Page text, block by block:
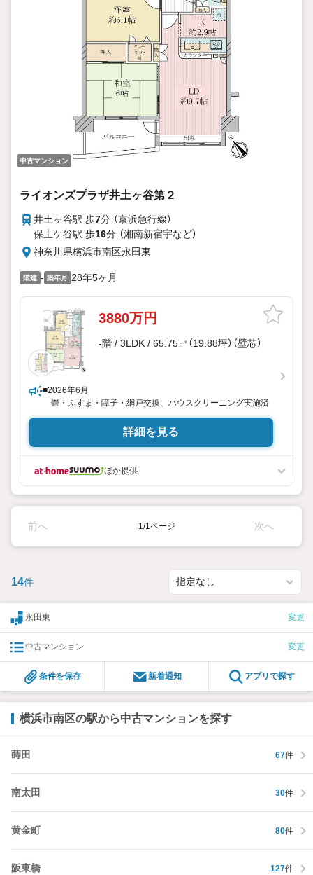
中古マンション
ライオンズプラザ井土ヶ谷第２
井土ヶ谷駅 歩7分 （京浜急行線）
保土ケ谷駅 歩16分 （湘南新宿宇など）
神奈川県横浜市南区永田東
階建 - 築年月 28年5ヶ月
3880万円
-階 / 3LDK / 65.75㎡（19.88坪）（壁芯）
■2026年6月
畳・ふすま・障子・網戸交換、ハウスクリーニング実施済
詳細を見る
ほか提供
前へ 1/1ページ 次へ
14件
永田東 変更
中古マンション 変更
条件を保存 新着通知 アプリで探す
横浜市南区の駅から中古マンションを探す
蒔田 67件
南太田 30件
黄金町 80件
阪東橋 127件